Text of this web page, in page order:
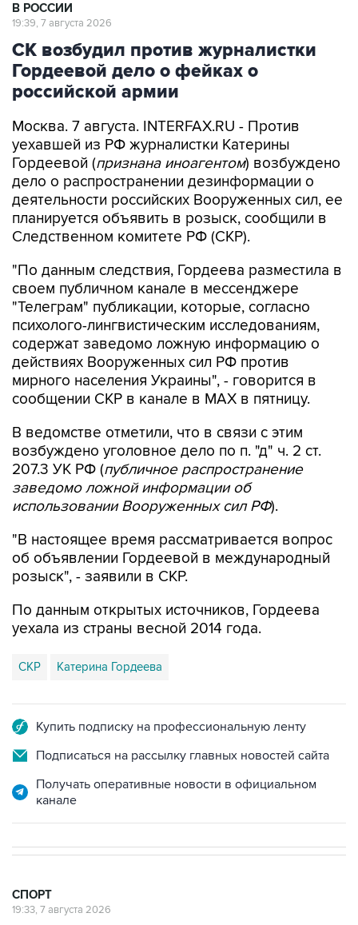
В РОССИИ
19:39, 7 августа 2026
СК возбудил против журналистки
Гордеевой дело о фейках о
российской армии
Москва. 7 августа. INTERFAX.RU - Против
уехавшей из РФ журналистки Катерины
Гордеевой (признана иноагентом) возбуждено
дело о распространении дезинформации о
деятельности российских Вооруженных сил, ее
планируется объявить в розыск, сообщили в
Следственном комитете РФ (СКР).
"По данным следствия, Гордеева разместила в
своем публичном канале в мессенджере
"Телеграм" публикации, которые, согласно
психолого-лингвистическим исследованиям,
содержат заведомо ложную информацию о
действиях Вооруженных сил РФ против
мирного населения Украины", - говорится в
сообщении СКР в канале в MAX в пятницу.
В ведомстве отметили, что в связи с этим
возбуждено уголовное дело по п. "д" ч. 2 ст.
207.3 УК РФ (публичное распространение
заведомо ложной информации об
использовании Вооруженных сил РФ).
"В настоящее время рассматривается вопрос
об объявлении Гордеевой в международный
розыск", - заявили в СКР.
По данным открытых источников, Гордеева
уехала из страны весной 2014 года.
СКР Катерина Гордеева
Купить подписку на профессиональную ленту
Подписаться на рассылку главных новостей сайта
Получать оперативные новости в официальном
канале
СПОРТ
19:33, 7 августа 2026